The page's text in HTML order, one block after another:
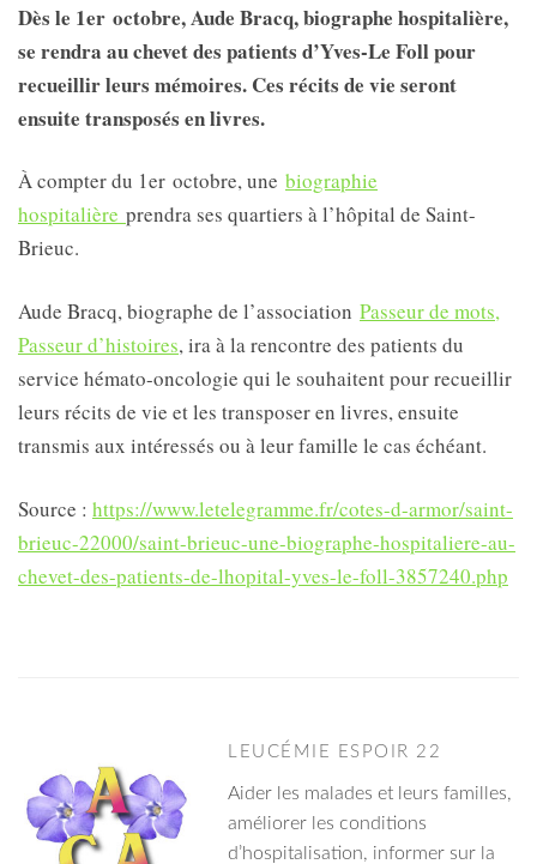
Dès le 1er octobre, Aude Bracq, biographe hospitalière,
se rendra au chevet des patients d’Yves-Le Foll pour
recueillir leurs mémoires. Ces récits de vie seront
ensuite transposés en livres.
À compter du 1er octobre, une biographie
hospitalière prendra ses quartiers à l’hôpital de Saint-
Brieuc.
Aude Bracq, biographe de l’association Passeur de mots,
Passeur d’histoires, ira à la rencontre des patients du
service hémato-oncologie qui le souhaitent pour recueillir
leurs récits de vie et les transposer en livres, ensuite
transmis aux intéressés ou à leur famille le cas échéant.
Source : https://www.letelegramme.fr/cotes-d-armor/saint-
brieuc-22000/saint-brieuc-une-biographe-hospitaliere-au-
chevet-des-patients-de-lhopital-yves-le-foll-3857240.php
LEUCÉMIE ESPOIR 22
Aider les malades et leurs familles,
améliorer les conditions
d’hospitalisation, informer sur la